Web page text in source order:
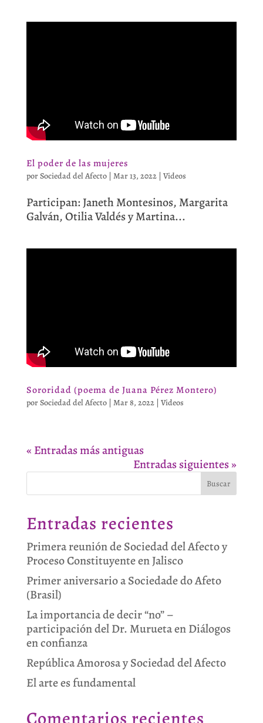
El poder de las mujeres
porSociedad del Afecto| Mar 13, 2022| Videos
Participan: Janeth Montesinos, Margarita
Galván, Otilia Valdés y Martina...
Sororidad (poema de Juana Pérez Montero)
porSociedad del Afecto| Mar 8, 2022| Videos
« Entradas más antiguas
Entradas siguientes »
Buscar
Entradas recientes
Primera reunión de Sociedad del Afecto y
Proceso Constituyente en Jalisco
Primer aniversario a Sociedade do Afeto
(Brasil)
La importancia de decir “no” –
participación del Dr. Murueta en Diálogos
en confianza
República Amorosa y Sociedad del Afecto
El arte es fundamental
Comentarios recientes